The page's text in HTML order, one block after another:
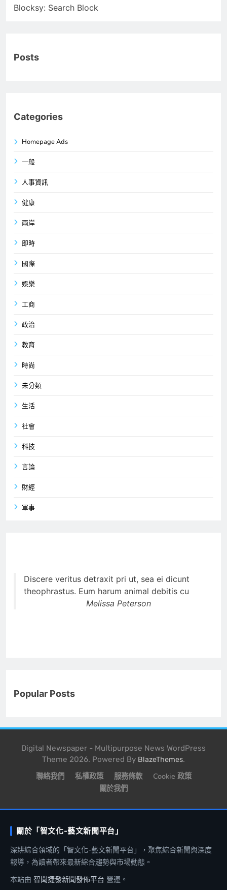
Blocksy: Search Block
Posts
Categories
Homepage Ads
一般
人事資訊
健康
兩岸
即時
國際
娛樂
工商
政治
教育
時尚
未分類
生活
社會
科技
言論
財經
軍事
Discere veritus detraxit pri ut, sea ei dicunt
theophrastus. Eum harum animal debitis cu
Melissa Peterson
Popular Posts
Digital Newspaper - Multipurpose News WordPress
Theme 2026. Powered By BlazeThemes.
聯絡我們 私權政策 服務條款
Cookie 政策
關於我們
關於「智文化-藝文新聞平台」
深耕綜合領域的「智文化-藝文新聞平台」，聚焦綜合新聞與深度
報導，為讀者帶來最新綜合趨勢與市場動態。
本站由 智聞捷發新聞發佈平台 營運。